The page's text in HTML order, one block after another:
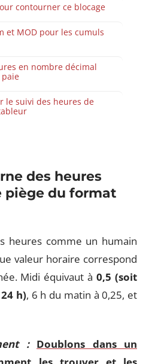
contourner ce blocage
et MOD pour les cumuls
en nombre décimal
le suivi des heures de
des heures
piège du format
heures comme un humain
valeur horaire correspond
Midi équivaut à0,5 (soit
h), 6 h du matin à 0,25, et
: Doublons dans un